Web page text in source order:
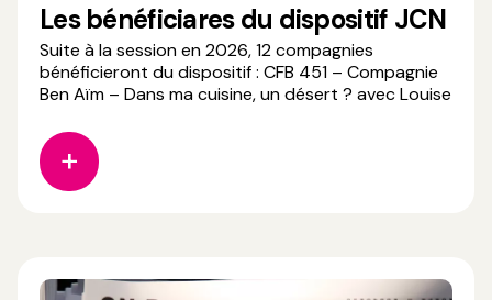
Les bénéficiares du dispositif JCN
Suite à la session en 2026, 12 compagnies
bénéficieront du dispositif : CFB 451 – Compagnie
Ben Aïm – Dans ma cuisine, un désert ? avec Louise
Sensibles – Sensible avec Iban Miremont (ESACTO-
Lido) La Fauve – Cosmo Bronco avec Shay Shaul et
Mathilde Hardel